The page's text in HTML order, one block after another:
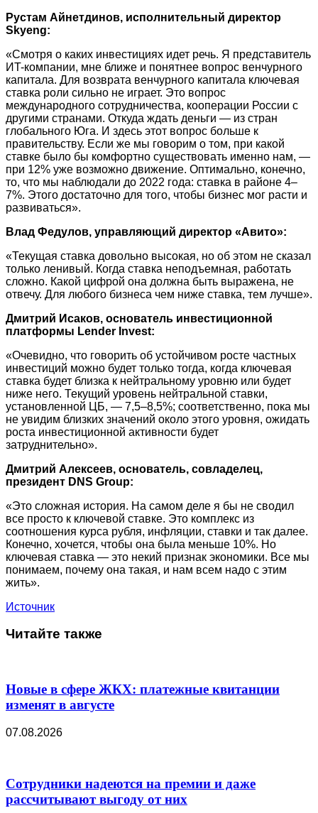
Рустам Айнетдинов, исполнительный директор
Skyeng:
«Смотря о каких инвестициях идет речь. Я представитель
ИT-компании, мне ближе и понятнее вопрос венчурного
капитала. Для возврата венчурного капитала ключевая
ставка роли сильно не играет. Это вопрос
международного сотрудничества, кооперации России с
другими странами. Откуда ждать деньги — из стран
глобального Юга. И здесь этот вопрос больше к
правительству. Если же мы говорим о том, при какой
ставке было бы комфортно существовать именно нам, —
при 12% уже возможно движение. Оптимально, конечно,
то, что мы наблюдали до 2022 года: ставка в районе 4–
7%. Этого достаточно для того, чтобы бизнес мог расти и
развиваться».
Влад Федулов, управляющий директор «Авито»:
«Текущая ставка довольно высокая, но об этом не сказал
только ленивый. Когда ставка неподъемная, работать
сложно. Какой цифрой она должна быть выражена, не
отвечу. Для любого бизнеса чем ниже ставка, тем лучше».
Дмитрий Исаков, основатель инвестиционной
платформы Lender Invest:
«Очевидно, что говорить об устойчивом росте частных
инвестиций можно будет только тогда, когда ключевая
ставка будет близка к нейтральному уровню или будет
ниже него. Текущий уровень нейтральной ставки,
установленной ЦБ, — 7,5–8,5%; соответственно, пока мы
не увидим близких значений около этого уровня, ожидать
роста инвестиционной активности будет
затруднительно».
Дмитрий Алексеев, основатель, совладелец,
президент DNS Group:
«Это сложная история. На самом деле я бы не сводил
все просто к ключевой ставке. Это комплекс из
соотношения курса рубля, инфляции, ставки и так далее.
Конечно, хочется, чтобы она была меньше 10%. Но
ключевая ставка — это некий признак экономики. Все мы
понимаем, почему она такая, и нам всем надо с этим
жить».
Источник
Читайте также
Новые в сфере ЖКХ: платежные квитанции
изменят в августе
07.08.2026
Сотрудники надеются на премии и даже
рассчитывают выгоду от них